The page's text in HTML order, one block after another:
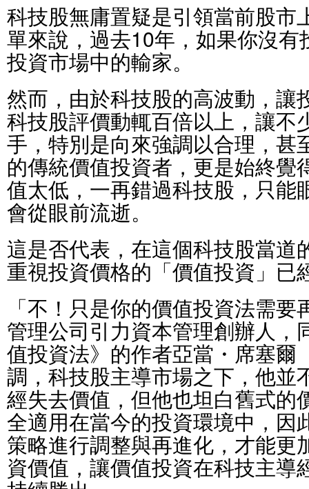
科技股無庸置疑是引領當前股市
單來說，過去10年，如果你沒
投資市場中的輸家。
然而，由於科技股的高波動，讓
科技股評價動輒百倍以上，讓不
手，特別是向來強調以合理，甚
的傳統價值投資者，更是始終覺
值太低，一再錯過科技股，只能
會從眼前流逝。
這是否代表，在這個科技股當道
重視投資價格的「價值投資」已
「不！只是你的價值投資法需
管理公司引力資本管理創辦人，
值投資法》的作者亞當・席塞爾
調，科技股主導市場之下，他並
經失去價值，但他也坦白舊式的
全適用在當今的投資環境中，因
策略進行調整與再進化，才能更
資價值，讓價值投資在科技主導